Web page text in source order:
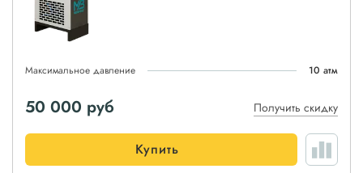
Максимальное давление 10 атм
50 000 руб Получить скидку
Купить